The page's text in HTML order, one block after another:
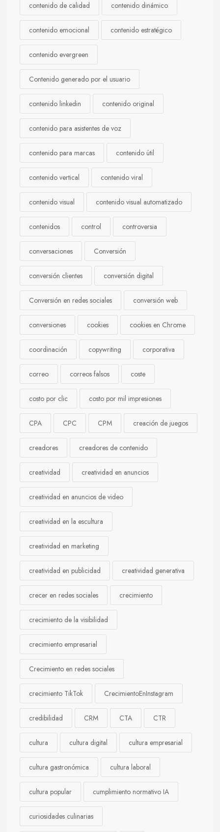
contenido de calidad contenido dinámico
contenido emocional contenido estratégico
contenido evergreen
Contenido generado por el usuario
contenido linkedin contenido original
contenido para asistentes de voz
contenido para marcas contenido útil
contenido vertical contenido viral
contenido visual contenido visual automatizado
contenidos control controversia
conversaciones Conversión
conversión clientes conversión digital
Conversión en redes sociales conversión web
conversiones cookies cookies en Chrome
coordinación copywriting corporativa
correo correos falsos coste
costo por clic costo por mil impresiones
CPA CPC CPM creación de juegos
creadores creadores de contenido
creatividad creatividad en anuncios
creatividad en anuncios de video
creatividad en la escultura
creatividad en marketing
creatividad en publicidad creatividad generativa
crecer en redes sociales crecimiento
crecimiento de la visibilidad
crecimiento empresarial
Crecimiento en redes sociales
crecimiento TikTok CrecimientoEnInstagram
credibilidad CRM CTA CTR
cultura cultura digital cultura empresarial
cultura gastronómica cultura laboral
cultura popular cumplimiento normativo IA
curiosidades culinarias